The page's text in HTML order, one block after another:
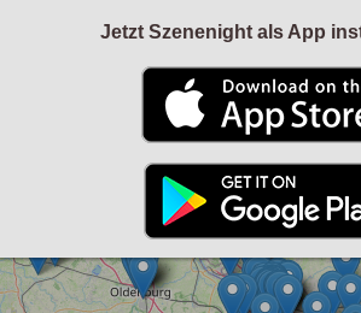
Jetzt Szenenight als App